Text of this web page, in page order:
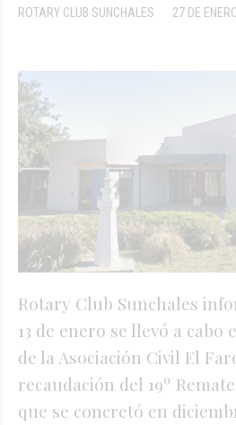
27 DE
ROTARY CLUB SUNCHALES
Rotary Club Sunchales
13 de enero se llevó a cabo
de la Asociación Civil El
recaudación del 19º
que se concretó en